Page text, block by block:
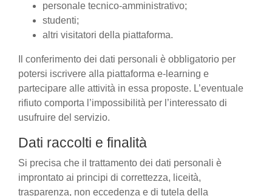
personale tecnico-amministrativo;
studenti;
altri visitatori della piattaforma.
Il conferimento dei dati personali è obbligatorio per
potersi iscrivere alla piattaforma e-learning e
partecipare alle attività in essa proposte. L’eventuale
rifiuto comporta l’impossibilità per l’interessato di
usufruire del servizio.
Dati raccolti e finalità
Si precisa che il trattamento dei dati personali è
improntato ai principi di correttezza, liceità,
trasparenza, non eccedenza e di tutela della